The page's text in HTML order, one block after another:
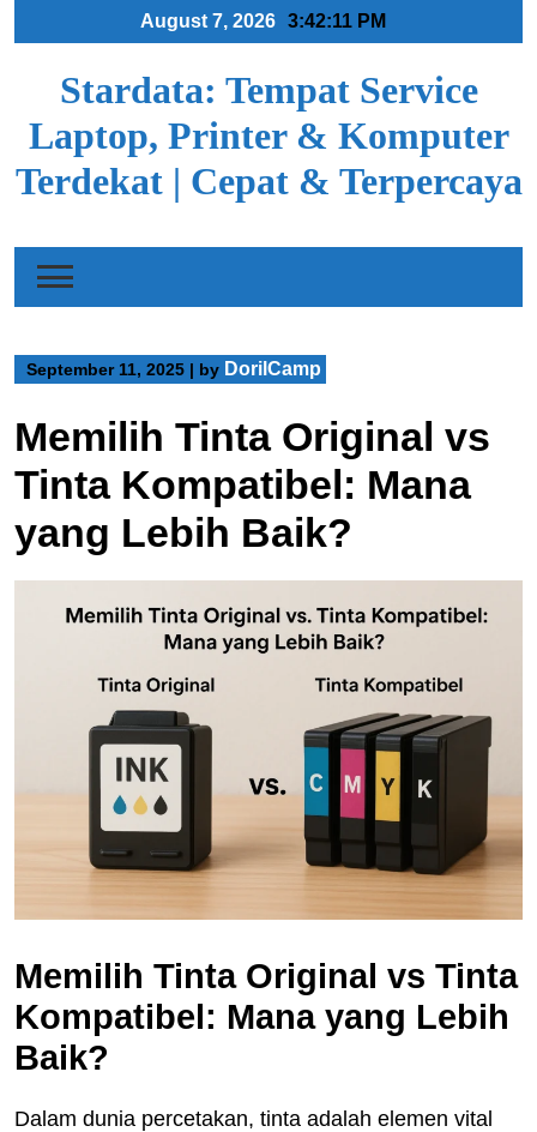
August 7, 2026 3:42:12 PM
Stardata: Tempat Service
Laptop, Printer & Komputer
Terdekat | Cepat & Terpercaya
September 11, 2025 | by DorilCamp
Memilih Tinta Original vs
Tinta Kompatibel: Mana
yang Lebih Baik?
Memilih Tinta Original vs Tinta
Kompatibel: Mana yang Lebih
Baik?
Dalam dunia percetakan, tinta adalah elemen vital